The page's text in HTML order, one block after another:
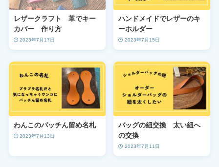
レザークラフト 革でキー
カバー 作り方
2023年7月17日
ハンドメイドでレザーのキ
ーホルダー
2023年7月15日
わんこのパッチん留め名札
2023年7月13日
バッグの紐交換 太い紐へ
の交換
2023年7月11日